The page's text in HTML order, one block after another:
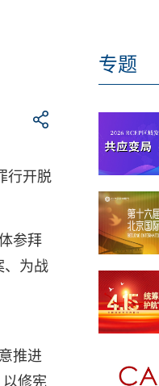
行开脱
参拜
、为战
推进
修宪
专题